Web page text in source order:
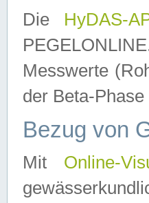
Die HyDAS-
Messwerte
der Beta-
Bezug von
Mit Online-